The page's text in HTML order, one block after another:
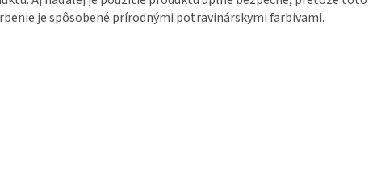
je spôsobené prírodnými potravinárskymi farbivami.